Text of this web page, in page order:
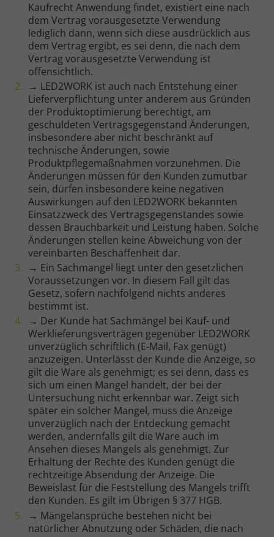
Kaufrecht Anwendung findet, existiert eine nach
dem Vertrag vorausgesetzte Verwendung
lediglich dann, wenn sich diese ausdrücklich aus
dem Vertrag ergibt, es sei denn, die nach dem
Vertrag vorausgesetzte Verwendung ist
offensichtlich.
→ LED2WORK ist auch nach Entstehung einer
Lieferverpflichtung unter anderem aus Gründen
der Produktoptimierung berechtigt, am
geschuldeten Vertragsgegenstand Änderungen,
insbesondere aber nicht beschränkt auf
technische Änderungen, sowie
Produktpflegemaßnahmen vorzunehmen. Die
Änderungen müssen für den Kunden zumutbar
sein, dürfen insbesondere keine negativen
Auswirkungen auf den LED2WORK bekannten
Einsatzzweck des Vertragsgegenstandes sowie
dessen Brauchbarkeit und Leistung haben. Solche
Änderungen stellen keine Abweichung von der
vereinbarten Beschaffenheit dar.
→ Ein Sachmangel liegt unter den gesetzlichen
Voraussetzungen vor. In diesem Fall gilt das
Gesetz, sofern nachfolgend nichts anderes
bestimmt ist.
→ Der Kunde hat Sachmängel bei Kauf- und
Werklieferungsverträgen gegenüber LED2WORK
unverzüglich schriftlich (E-Mail, Fax genügt)
anzuzeigen. Unterlässt der Kunde die Anzeige, so
gilt die Ware als genehmigt; es sei denn, dass es
sich um einen Mangel handelt, der bei der
Untersuchung nicht erkennbar war. Zeigt sich
später ein solcher Mangel, muss die Anzeige
unverzüglich nach der Entdeckung gemacht
werden, andernfalls gilt die Ware auch im
Ansehen dieses Mangels als genehmigt. Zur
Erhaltung der Rechte des Kunden genügt die
rechtzeitige Absendung der Anzeige. Die
Beweislast für die Feststellung des Mangels trifft
den Kunden. Es gilt im Übrigen § 377 HGB.
→ Mängelansprüche bestehen nicht bei
natürlicher Abnutzung oder Schäden, die nach